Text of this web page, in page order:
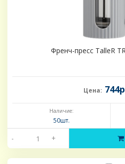
Френч-пресс TalleR
Цена:
Наличие:
50шт.
- +